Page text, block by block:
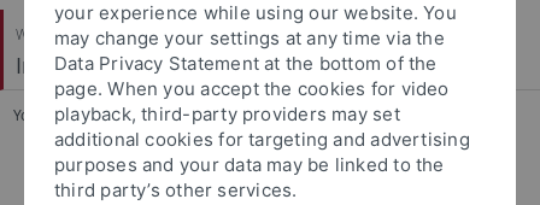
Wirtschafts- und Sozialwissenschaftliche Fakultät
Institut für Politikwissenschaft
You are here: Startseite ... Erasmus FAQ
Bachelor
your experience while using our website. You
may change your settings at any time via the
Data Privacy Statement at the bottom of the
page. When you accept the cookies for video
playback, third-party providers may set
additional cookies for targeting and advertising
purposes and your data may be linked to the
third party’s other services.